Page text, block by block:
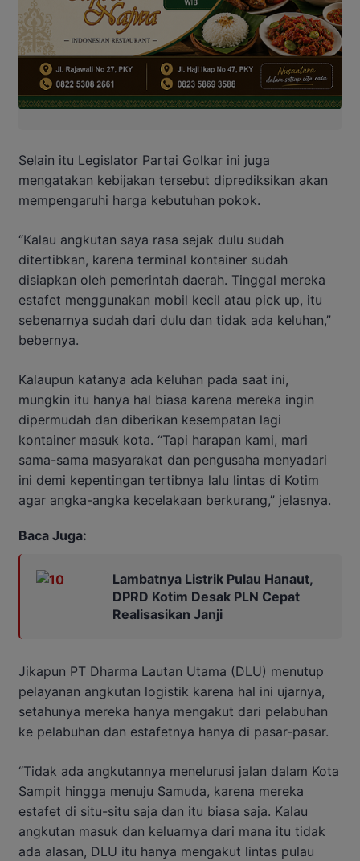
Selain itu Legislator Partai Golkar ini juga
mengatakan kebijakan tersebut diprediksikan akan
mempengaruhi harga kebutuhan pokok.
“Kalau angkutan saya rasa sejak dulu sudah
ditertibkan, karena terminal kontainer sudah
disiapkan oleh pemerintah daerah. Tinggal mereka
estafet menggunakan mobil kecil atau pick up, itu
sebenarnya sudah dari dulu dan tidak ada keluhan,”
bebernya.
Kalaupun katanya ada keluhan pada saat ini,
mungkin itu hanya hal biasa karena mereka ingin
dipermudah dan diberikan kesempatan lagi
kontainer masuk kota. “Tapi harapan kami, mari
sama-sama masyarakat dan pengusaha menyadari
ini demi kepentingan tertibnya lalu lintas di Kotim
agar angka-angka kecelakaan berkurang,” jelasnya.
Baca Juga:
Lambatnya Listrik Pulau Hanaut,
DPRD Kotim Desak PLN Cepat
Realisasikan Janji
Jikapun PT Dharma Lautan Utama (DLU) menutup
pelayanan angkutan logistik karena hal ini ujarnya,
setahunya mereka hanya mengakut dari pelabuhan
ke pelabuhan dan estafetnya hanya di pasar-pasar.
“Tidak ada angkutannya menelurusi jalan dalam Kota
Sampit hingga menuju Samuda, karena mereka
estafet di situ-situ saja dan itu biasa saja. Kalau
angkutan masuk dan keluarnya dari mana itu tidak
ada alasan, DLU itu hanya mengakut lintas pulau